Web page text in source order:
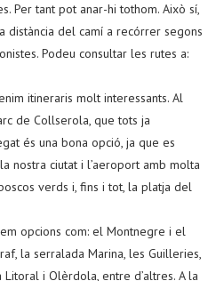
Per tant pot anar-hi tothom. Això sí,
distància del camí a recórrer segons
Podeu consultar les rutes a:
itineraris molt interessants. Al
de Collserola, que tots ja
és una bona opció, ja que es
nostra ciutat i l’aeroport amb molta
verds i, fins i tot, la platja del
opcions com: el Montnegre i el
la serralada Marina, les Guilleries,
i Olèrdola, entre d’altres. A la